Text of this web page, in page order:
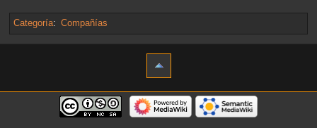
Categoría: Compañías